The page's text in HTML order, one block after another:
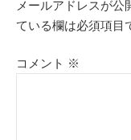
ー
シ
メールアドレスが公
ている欄は必須項目
コメント ※